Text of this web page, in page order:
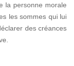
la personne morale
les sommes qui lui
des créances